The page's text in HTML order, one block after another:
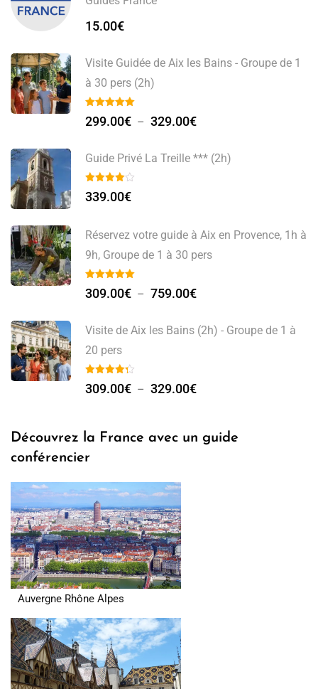
15.00€
Visite Guidée de Aix les Bains - Groupe de 1
à 30 pers (2h)
299.00€ – 329.00€
Guide Privé La Treille *** (2h)
339.00€
Réservez votre guide à Aix en Provence, 1h à
9h, Groupe de 1 à 30 pers
309.00€ – 759.00€
Visite de Aix les Bains (2h) - Groupe de 1 à
20 pers
309.00€ – 329.00€
Découvrez la France avec un guide
conférencier
Auvergne Rhône Alpes